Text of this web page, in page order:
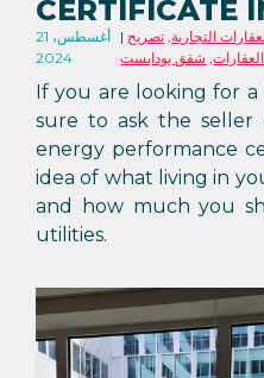
CERTIFICATE
21 أغسطس،
2024
التجارية, تصريح
, شقق بودابست
If you are looking for
sure to ask the
energy performance
idea of what living in
and how much you
utilities.